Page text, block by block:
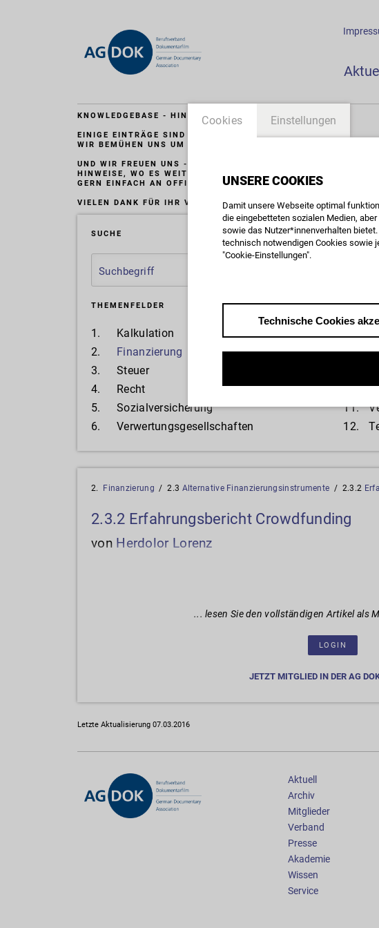
KNOWLEDGEBASE - HINWEIS:
EINIGE EINTRÄGE SIND LEIDER NICHT MEHR AKTUELL.
WIR BEMÜHEN UNS UM EINE MÖGLICHST BALDIGE
UND WIR FREUEN UNS - AUFGRUND DES GROSSEN UMFANGS
INWEISE, WO ES WEITEREN AKTUALISIERUNGSBEDARF GIBT.
GERN EINFACH AN OFFICE@AGDOK.DE
VIELEN DANK FÜR IHR VERSTÄNDNIS.
SUCHE
THE­MEN­FEL­DER
1.
Kal­ku­la­ti­on
2.
Fi­nan­zie­rung
3.
Steu­er
4.
Recht
5.
So­zi­al­ver­si­che­rung
6.
Ver­wer­tungs­ge­sell­schaf­ten
7.
8.
10.
11.
12.
2. Fi­nan­zie­rung / 2.3 Al­ter­na­ti­ve Fi­nan­zie­rungs­in­stru­men­te / 2.3.2
2.3.2 Erfahrungsbericht Crowdfunding
von Herdolor Lorenz
... lesen Sie den vollständigen Artikel als
LOGIN
JETZT MITGLIED IN DER AG
Letzte Aktualisierung 07.03.2016
Aktuell
Archiv
Mitglieder
Verband
Presse
Akademie
Wissen
Service
Cookies Einstellungen
UNSERE COOKIES
Damit unsere Webseite optimal
die eingebetteten sozialen Medien,
sowie das Nutzer*innenverhalten
technisch notwendigen Cookies sowie
"Cookie-Einstellungen".
Technische Cookies